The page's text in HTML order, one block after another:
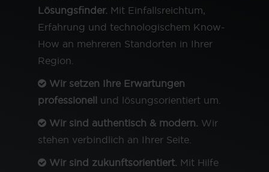
Lösungsfinder. Mit Einfallsreichtum,
Erfahrung und technologischem Know-
How an mehreren Standorten in Ihrer
Region.
Wir setzen Ihre Erwartungen
professionell und lösungsorientiert um.
Wir sind authentisch & modern. Wir
stehen verbindlich an Ihrer Seite.
Wir sind zukunftsorientiert. Mit Hilfe